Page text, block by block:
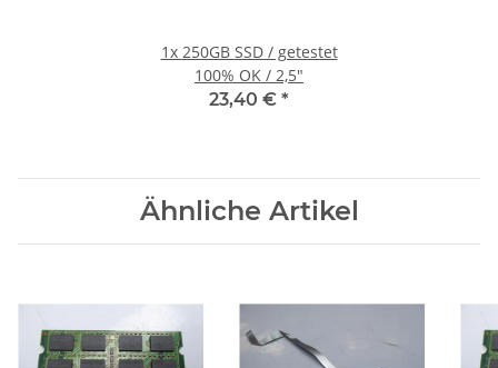
1x 250GB SSD / getestet
100% OK / 2,5"
23,40 € *
Ähnliche Artikel